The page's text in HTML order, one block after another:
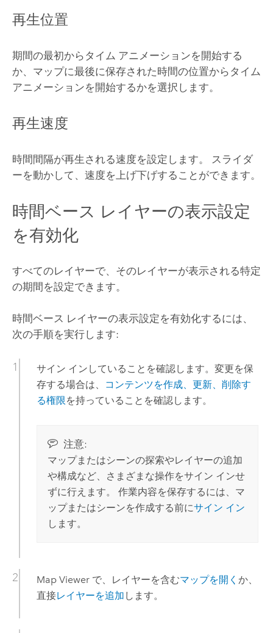
再生位置
期間の最初からタイム アニメーションを開始する
か、マップに最後に保存された時間の位置からタイム
アニメーションを開始するかを選択します。
再生速度
時間間隔が再生される速度を設定します。 スライダ
ーを動かして、速度を上げ下げすることができます。
時間ベース レイヤーの表示設定
を有効化
すべてのレイヤーで、そのレイヤーが表示される特定
の期間を設定できます。
時間ベース レイヤーの表示設定を有効化するには、
次の手順を実行します:
サイン インしていることを確認します。変更を保
存する場合は、
コンテンツを作成、更新、削除す
る権限を持っていることを確認します。
注意:
マップまたはシーンの探索やレイヤーの追加
や構成など、さまざまな操作をサイン インせ
ずに行えます。 作業内容を保存するには、マ
ップまたはシーンを作成する前にサイン イン
します。
Map Viewerで、レイヤーを含むマップを開く か、
直接レイヤーを追加 します。